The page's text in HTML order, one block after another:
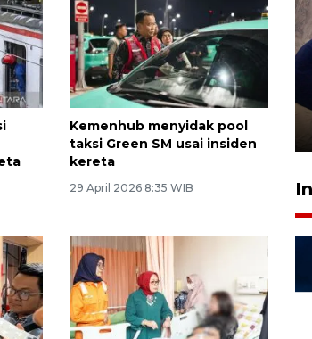
Kemenhub menyidak pool
taksi Green SM usai insiden
kereta
29 April 2026 8:35 WIB
Sidang putusan terdakwa
pembunuhan Brigadir Nurhadi
10 March 2026 12:55 WIB